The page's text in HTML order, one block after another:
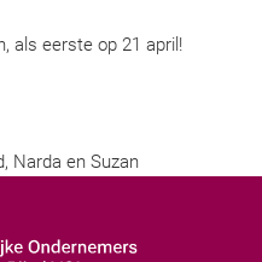
als eerste op 21 april!
Narda en Suzan